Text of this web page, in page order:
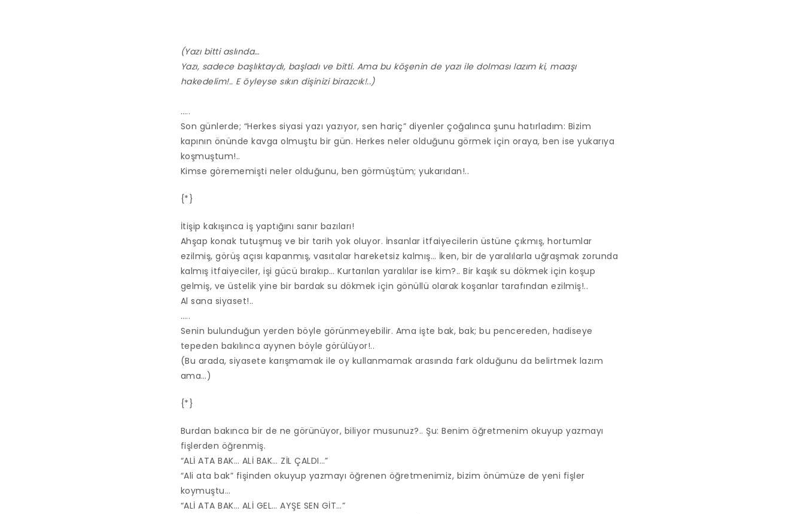
(Yazı bitti aslında…
Yazı, sadece başlıktaydı, başladı ve bitti. Ama bu köşenin de yazı ile dolması lazım ki, maaşı
hakedelim!.. E öyleyse sıkın dişinizi birazcık!..)
…..
Son günlerde; “Herkes siyasi yazı yazıyor, sen hariç” diyenler çoğalınca şunu hatırladım: Bizim
kapının önünde kavga olmuştu bir gün. Herkes neler olduğunu görmek için oraya, ben ise yukarıya
koşmuştum!..
Kimse görememişti neler olduğunu, ben görmüştüm; yukarıdan!..
{*}
İtişip kakışınca iş yaptığını sanır bazıları!
Ahşap konak tutuşmuş ve bir tarih yok oluyor. İnsanlar itfaiyecilerin üstüne çıkmış, hortumlar
ezilmiş, görüş açısı kapanmış, vasıtalar hareketsiz kalmış… İken, bir de yaralılarla uğraşmak zorunda
kalmış itfaiyeciler, işi gücü bırakıp… Kurtarılan yaralılar ise kim?.. Bir kaşık su dökmek için koşup
gelmiş, ve üstelik yine bir bardak su dökmek için gönüllü olarak koşanlar tarafından ezilmiş!..
Al sana siyaset!..
…..
Senin bulunduğun yerden böyle görünmeyebilir. Ama işte bak, bak; bu pencereden, hadiseye
tepeden bakılınca ayynen böyle görülüyor!..
(Bu arada, siyasete karışmamak ile oy kullanmamak arasında fark olduğunu da belirtmek lazım
ama…)
{*}
Burdan bakınca bir de ne görünüyor, biliyor musunuz?.. Şu: Benim öğretmenim okuyup yazmayı
fişlerden öğrenmiş.
“ALİ ATA BAK… ALİ BAK… ZİL ÇALDI…”
“Ali ata bak” fişinden okuyup yazmayı öğrenen öğretmenimiz, bizim önümüze de yeni fişler
koymuştu…
“ALİ ATA BAK… ALİ GEL… AYŞE SEN GİT…”